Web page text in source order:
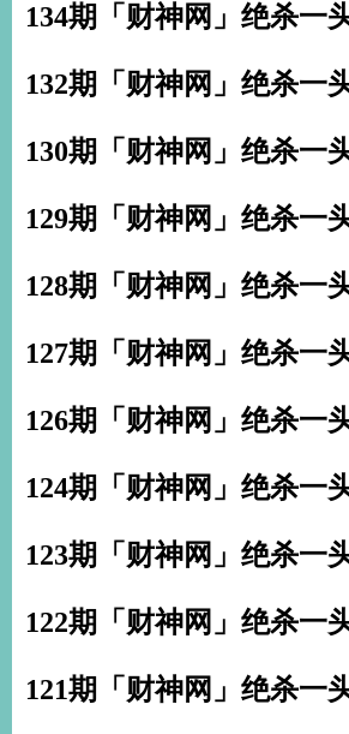
134期「财神网」绝杀一
132期「财神网」绝杀一
130期「财神网」绝杀一
129期「财神网」绝杀一
128期「财神网」绝杀一
127期「财神网」绝杀一
126期「财神网」绝杀一
124期「财神网」绝杀一
123期「财神网」绝杀一
122期「财神网」绝杀一
121期「财神网」绝杀一